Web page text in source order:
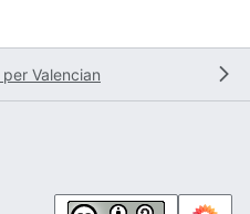
per Valencian